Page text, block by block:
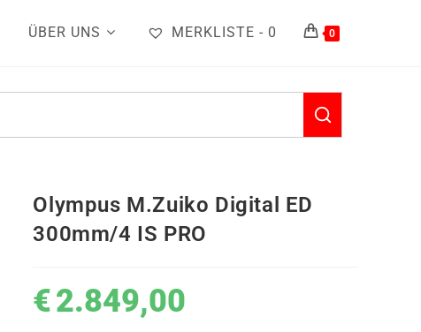
ÜBER UNS MERKLISTE - 0 0
Olympus M.Zuiko Digital ED
300mm/4 IS PRO
€2.849,00